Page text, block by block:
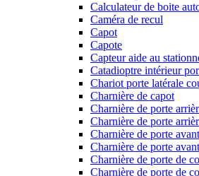
Calculateur de boite
Caméra de recul
Capot
Capote
Capteur aide au
Catadioptre intérieur
Chariot porte latérale
Charnière de capot
Charnière de porte
Charnière de porte
Charnière de porte
Charnière de porte
Charnière de porte de
Charnière de porte de